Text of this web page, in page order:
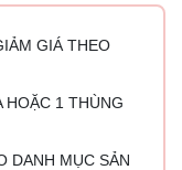
GIÁ THEO
1 THÙNG
DANH MỤC SẢN